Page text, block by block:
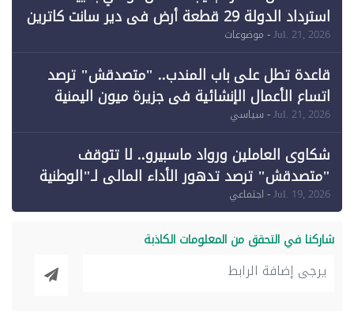
استرداد الدولة 29 قطعة أرض في دير سانت كاترين
وقبول طعن الحكومة جزئيًا (1)
Jul. 21, 2026- موضوعات
قاعدة تطل على باب المندب.. "متصدقش" ترصد
اتساع الأعمال الإنشائية في جزيرة ميون اليمنية
Jul. 21, 2026- سياسي
شكاوى العاملين ورواد ماسبيرو.. لا تتوقف
"متصدقش" ترصد تدهور الأداء المالي لـ"الوطنية
للإعلام"
Jul. 19, 2026- اجتماعي
شاركنا في التحقق من المعلومات الكاذبة